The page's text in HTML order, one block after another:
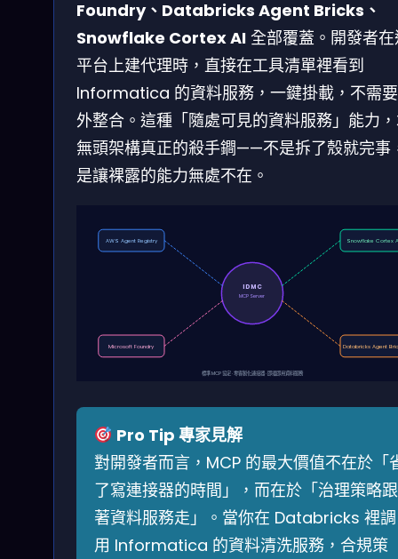
Foundry、Databricks Agent Bricks、
Snowflake Cortex AI 全部覆蓋。開發者
平台上建代理時，直接在工具清單裡看到
Informatica 的資料服務，一鍵掛載，不需
外整合。這種「隨處可見的資料服務」能力
無頭架構真正的殺手鐧——不是拆了殼就完事
是讓裸露的能力無處不在。
IDMC
MCP Server
AWS Agent Registry Snowflake Cortex
Microsoft Foundry Databricks Agent
標準 MCP 協定 · 零客製化連接器 · 即插即用資料服務
Pro Tip 專家見解
對開發者而言，MCP 的最大價值不在於「
了寫連接器的時間」，而在於「治理策略跟
著資料服務走」。當你在 Databricks 裡調
用 Informatica 的資料清洗服務，合規策